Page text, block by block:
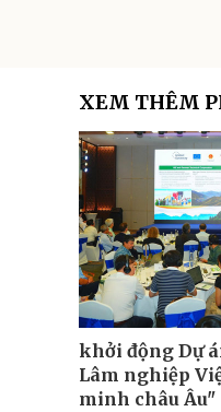
XEM THÊM
khởi động Dự
Lâm nghiệp
minh châu Âu"